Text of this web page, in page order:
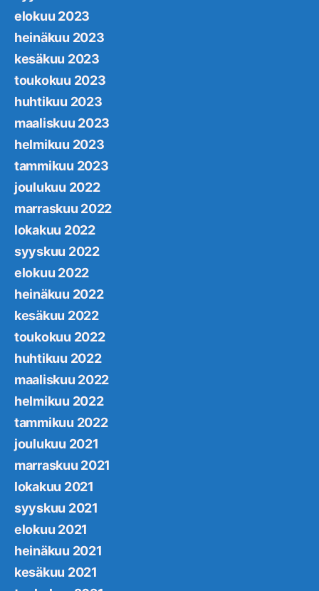
elokuu 2023
heinäkuu 2023
kesäkuu 2023
toukokuu 2023
huhtikuu 2023
maaliskuu 2023
helmikuu 2023
tammikuu 2023
joulukuu 2022
marraskuu 2022
lokakuu 2022
syyskuu 2022
elokuu 2022
heinäkuu 2022
kesäkuu 2022
toukokuu 2022
huhtikuu 2022
maaliskuu 2022
helmikuu 2022
tammikuu 2022
joulukuu 2021
marraskuu 2021
lokakuu 2021
syyskuu 2021
elokuu 2021
heinäkuu 2021
kesäkuu 2021